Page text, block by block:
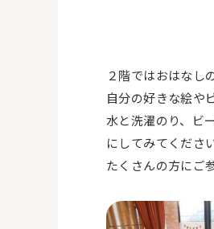
２階ではおはなし
自分の好きな絵や
水と洗濯のり、ビ
にしてみてくださ
たくさんの方にご